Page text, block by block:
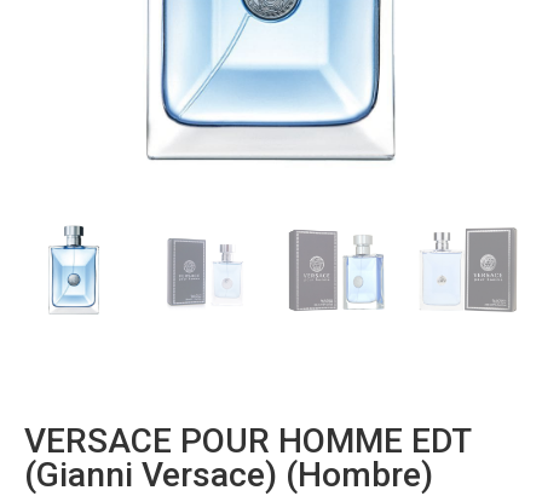
VERSACE POUR HOMME EDT
(Gianni Versace) (Hombre)